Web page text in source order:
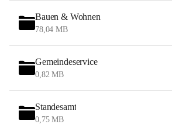
Bauen & Wohnen
78,04 MB
Gemeindeservice
0,82 MB
Standesamt
0,75 MB